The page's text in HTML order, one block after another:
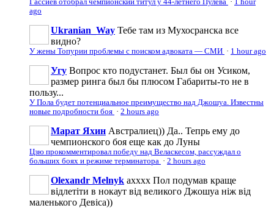
Гассиев отобрал чемпионский титул у 44-летнего Пулева · 1 hour
ago
Ukranian_Way Тебе там из Мухосранска все
видно?
У жены Топурии проблемы с поиском адвоката — СМИ · 1 hour ago
Угу Вопрос кто подустанет. Был бы он Усиком,
размер ринга был бы плюсом Габариты-то не в
пользу...
У Пола будет потенциальное преимущество над Джошуа. Известны
новые подробности боя · 2 hours ago
Марат Яхин Австралиец)) Да.. Тепрь ему до
чемпионского боя еще как до Луны
Цзю прокомментировал победу над Веласкесом, рассуждал о
больших боях и режиме терминатора · 2 hours ago
Olexandr Melnyk ахххх Пол подумав краще
відлетіти в нокаут від великого Джошуа ніж від
маленького Девіса))